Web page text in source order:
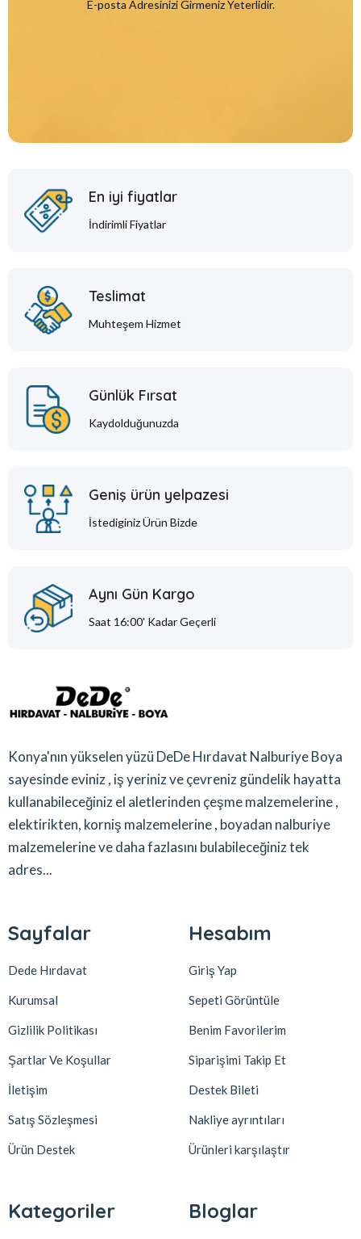
E-posta Adresinizi Girmeniz Yeterlidir.
En iyi fiyatlar
İndirimli Fiyatlar
Teslimat
Muhteşem Hizmet
Günlük Fırsat
Kaydolduğunuzda
Geniş ürün yelpazesi
İstediginiz Ürün Bizde
Aynı Gün Kargo
Saat 16:00' Kadar Geçerli
Konya'nın yükselen yüzü DeDe Hırdavat Nalburiye Boya
sayesinde eviniz , iş yeriniz ve çevreniz gündelik hayatta
kullanabileceğiniz el aletlerinden çeşme malzemelerine ,
elektirikten, korniş malzemelerine , boyadan nalburiye
malzemelerine ve daha fazlasını bulabileceğiniz tek
adres...
Sayfalar
Dede Hırdavat
Kurumsal
Gizlilik Politikası
Şartlar Ve Koşullar
İletişim
Satış Sözleşmesi
Ürün Destek
Hesabım
Giriş Yap
Sepeti Görüntüle
Benim Favorilerim
Siparişimi Takip Et
Destek Bileti
Nakliye ayrıntıları
Ürünleri karşılaştır
Kategoriler Bloglar